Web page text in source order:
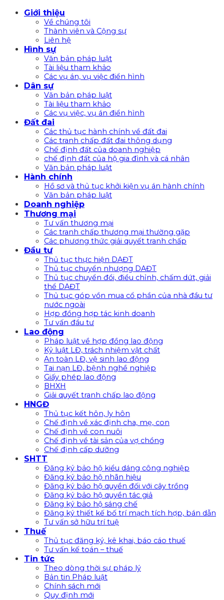
Giới thiệu
Về chúng tôi
Thành viên và Cộng sự
Liên hệ
Hình sự
Văn bản pháp luật
Tài liệu tham khảo
Các vụ án, vụ việc điển hình
Dân sự
Văn bản pháp luật
Tài liệu tham khảo
Các vụ việc, vụ án điển hình
Đất đai
Các thủ tục hành chính về đất đai
Các tranh chấp đất đai thông dụng
Chế định đất của doanh nghiệp
chế định đất của hộ gia đình và cá nhân
Văn bản pháp luật
Hành chính
Hồ sơ và thủ tục khởi kiện vụ án hành chính
Văn bản pháp luật
Doanh nghiệp
Thương mại
Tư vấn thương mại
Các tranh chấp thương mại thường gặp
Các phương thức giải quyết tranh chấp
Đầu tư
Thủ tục thực hiện DAĐT
Thủ tục chuyển nhượng DAĐT
Thủ tục chuyển đổi, điều chỉnh, chấm dứt, giải
thể DAĐT
Thủ tục góp vồn mua cổ phần của nhà đầu tư
nước ngoài
Hợp đồng hợp tác kinh doanh
Tư vấn đầu tư
Lao động
Pháp luật về hợp đồng lao động
Kỷ luật LĐ, trách nhiệm vật chất
An toàn LĐ, vệ sinh lao động
Tai nạn LĐ, bệnh nghề nghiệp
Giấy phép lao động
BHXH
Giải quyết tranh chấp lao động
HNGĐ
Thủ tục kết hôn, ly hôn
Chế định về xác định cha, mẹ, con
Chế định về con nuôi
Chế định về tài sản của vợ chồng
Chế định cấp dưỡng
SHTT
Đăng ký bảo hộ kiểu dáng công nghiệp
Đăng ký bảo hộ nhãn hiệu
Đăng ký bảo hộ quyền đối với cây trồng
Đăng ký bảo hộ quyền tác giả
Đăng ký bảo hộ sáng chế
Đăng ký thiết kế bố trí mạch tích hợp, bán dẫn
Tư vấn sở hữu trí tuệ
Thuế
Thủ tục đăng ký, kê khai, báo cáo thuế
Tư vấn kế toán – thuế
Tin tức
Theo dòng thời sự pháp lý
Bản tin Pháp luật
Chính sách mới
Quy định mới